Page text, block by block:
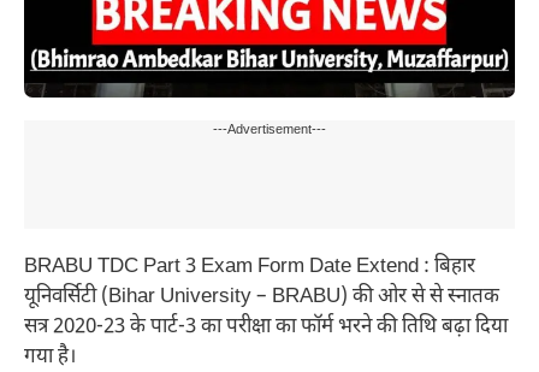
---Advertisement---
BRABU TDC Part 3 Exam Form Date Extend : बिहार
यूनिवर्सिटी (Bihar University – BRABU) की ओर से से स्नातक
सत्र 2020-23 के पार्ट-3 का परीक्षा का फॉर्म भरने की तिथि बढ़ा दिया
गया है।